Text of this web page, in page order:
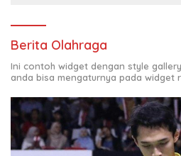
Berita Olahraga
Ini contoh widget dengan style
anda bisa mengaturnya pada widget